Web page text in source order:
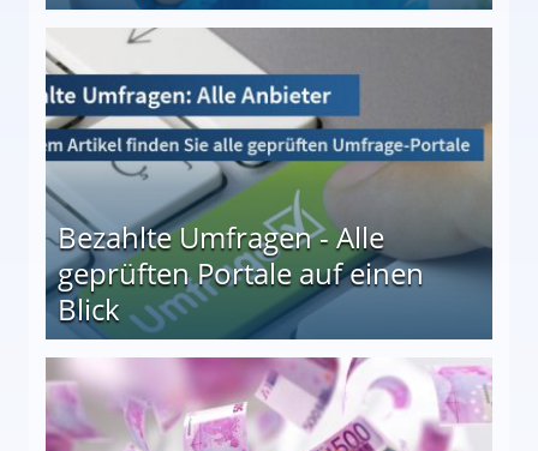
Bezahlte Umfragen - Alle
geprüften Portale auf einen
Blick
auf einen Blick